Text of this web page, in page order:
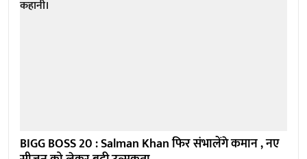
BIGG BOSS 20 : Salman Khan फिर संभालेंगे कमान , नए